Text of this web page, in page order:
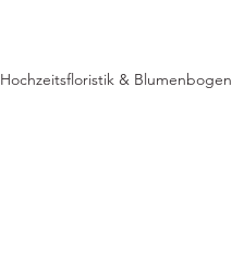
Hochzeitsfloristik & Blumenbogen